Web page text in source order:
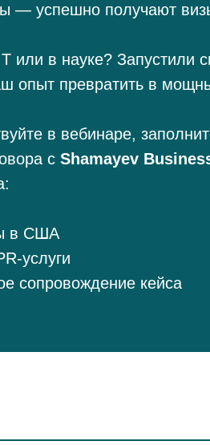
— успешно получают
или в науке?
опыт превратить в
в вебинаре,
с Shamayev
в США
услуги
сопровождение кейса